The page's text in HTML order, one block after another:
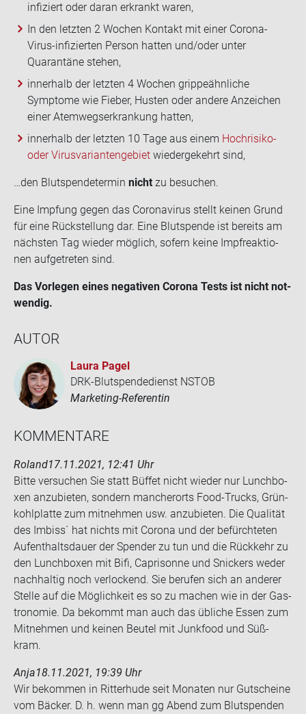
infiziert oder daran erkrankt waren,
In den letzten 2 Wochen Kontakt mit einer Corona-
Virus-infizierten Person hatten und/oder unter
Quarantäne stehen,
innerhalb der letzten 4 Wochen grippeähnliche
Symptome wie Fieber, Husten oder andere Anzeichen
einer Atemwegserkrankung hatten,
innerhalb der letzten 10 Tage aus einem Hochrisiko-
oder Virusvariantengebiet wiedergekehrt sind,
…den Blut­spen­de­ter­min nicht zu be­su­chen.
Eine Imp­fung gegen das Co­ro­na­vi­rus stellt kei­nen Grund
für eine Rück­stel­lung dar. Eine Blut­spen­de ist be­reits am
nächs­ten Tag wie­der mög­lich, so­fern keine Impf­re­ak­tio­
nen auf­ge­tre­ten sind.
Das Vor­le­gen eines ne­ga­ti­ven Co­ro­na Tests ist nicht not­
wen­dig.
AUTOR
Laura Pagel
DRK-Blutspendedienst NSTOB
Marketing-Referentin
KOM­MEN­TA­RE
Roland17.11.2021, 12:41 Uhr
Bitte ver­su­chen Sie statt Büf­fet nicht wie­der nur Lunch­bo­
xen an­zu­bie­ten, son­dern man­cher­orts Food-​Trucks, Grün­
kohl­plat­te zum mit­neh­men usw. an­zu­bie­ten. Die Qua­li­tät
des Im­biss´ hat nichts mit Co­ro­na und der be­fürch­te­ten
Auf­ent­halts­dau­er der Spen­der zu tun und die Rück­kehr zu
den Lunch­bo­xen mit Bifi, Ca­pri­son­ne und Sni­ckers weder
nach­hal­tig noch ver­lo­ckend. Sie be­ru­fen sich an an­de­rer
Stel­le auf die Mög­lich­keit es so zu ma­chen wie in der Gas­
tro­no­mie. Da be­kommt man auch das üb­li­che Essen zum
Mit­neh­men und kei­nen Beu­tel mit Junk­food und Süß­
kram.
Anja18.11.2021, 19:39 Uhr
Wir be­kom­men in Rit­ter­hu­de seit Mo­na­ten nur Gut­schei­ne
vom Bä­cker. D. h. wenn man gg Abend zum Blut­spen­den